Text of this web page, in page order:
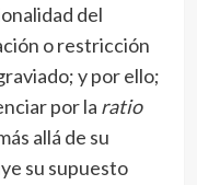
del
o restricción
y por ello;
por la ratio
allá de su
su supuesto